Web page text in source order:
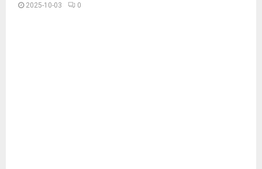
2025-10-03 0